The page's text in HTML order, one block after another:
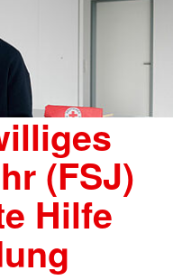
(FSJ)
Hilfe